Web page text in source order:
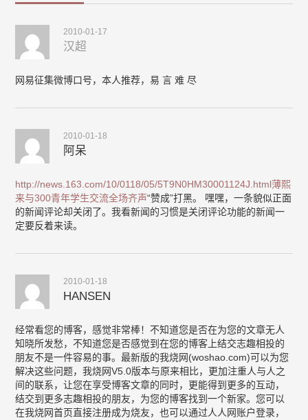
2010-01-17
汉超
网易征集微博口号，本人推荐，易 言 难 尽
2010-01-18
阿呆
http://news.163.com/10/0118/05/5T9N0HM30001124J.html薄熙
来与300青年学生交流全场齐声“赞成”打黑。 嘿嘿，一条貌似正面
的新闻评论却关闭了。我看新闻的习惯是关闭评论功能的新闻一
定要反着来读。
2010-01-18
HANSEN
经常看您的博客，感觉非常棒！不知道您是否在为您的文章无人
知晓所发愁，不知道您是否感觉到在您的博客上结交志趣相投的
朋友不是一件容易的事。最新版的我烧网(woshao.com)可以为您
解决这些问题，我烧网V5.0版本与原来相比，更加注重人与人之
间的联系，让您在享受博客文章的同时，更能得到更多的互动，
结交到更多志趣相投的朋友，为您的博客找到一个新家。您可以
在我烧网首页直接注册成为烧友，也可以通过人人网账户登录，